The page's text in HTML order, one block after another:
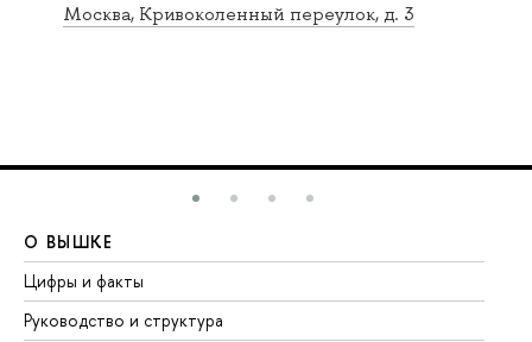
Москва, Кривоколенный переулок, д. 3
О ВЫШКЕ
Цифры и факты
Руководство и структура